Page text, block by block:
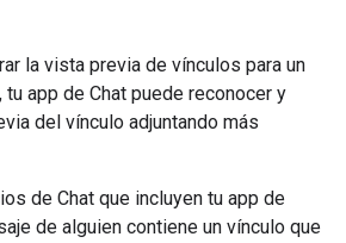
la vista previa de vínculos para un
app de Chat puede reconocer y
del vínculo adjuntando más
de Chat que incluyen tu app de
de alguien contiene un vínculo que